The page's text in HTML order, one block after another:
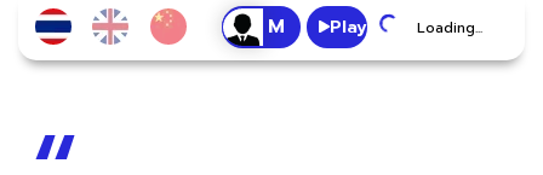
Play Loading...